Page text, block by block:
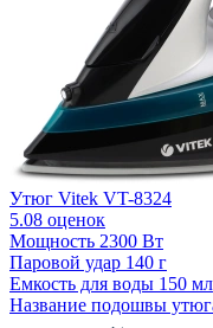
Утюг Vitek VT-8324
5.08 оценок
Мощность 2300 Вт
Паровой удар 140 г
Емкость для воды 150 мл
Название подошвы